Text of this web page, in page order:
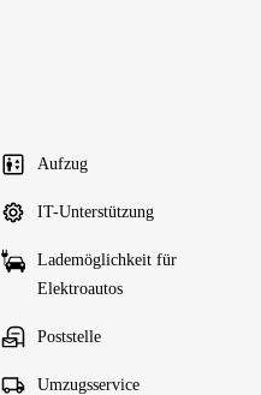
Aufzug
IT-Unterstützung
Lademöglichkeit für
Elektroautos
Poststelle
Umzugsservice